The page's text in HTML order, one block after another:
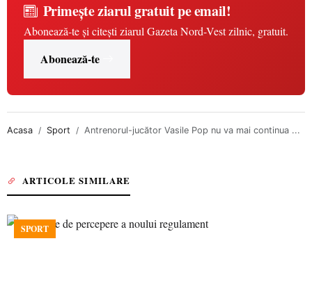
Primește ziarul gratuit pe email!
Abonează-te și citești ziarul Gazeta Nord-Vest zilnic, gratuit.
Abonează-te
Acasa Sport Antrenorul-jucător Vasile Pop nu va mai continua ...
ARTICOLE SIMILARE
SPORT